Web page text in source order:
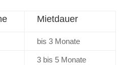
Mietdauer
bis 3 Monate
3 bis 5 Monate